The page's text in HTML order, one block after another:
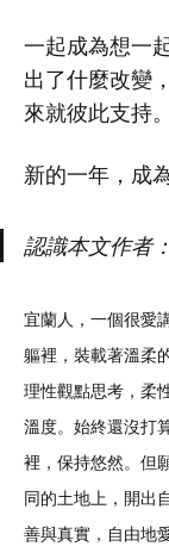
一起成為想一
出了什麼改變
來就彼此支持。
新的一年，成
認識本文作者
宜蘭人，一個很愛
軀裡，裝載著溫柔
理性觀點思考，柔
溫度。始終還沒打
裡，保持悠然。但
同的土地上，開出
善與真實，自由地